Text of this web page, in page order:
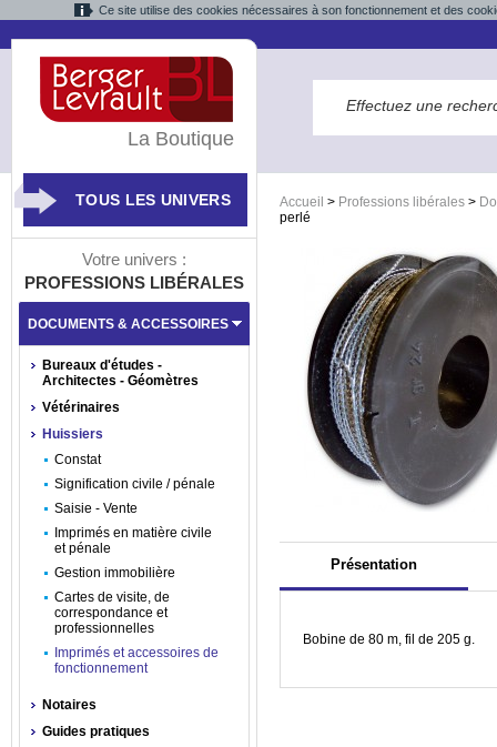
Ce site utilise des cookies nécessaires à son fonctionnement et des
Accueil > Professions libérales >
perlé
Présentation
Bobine de 80 m, fil de 205 g.
La Boutique
TOUS LES UNIVERS
Votre univers :
PROFESSIONS LIBÉRALES
DOCUMENTS & ACCESSOIRES
Bureaux d'études -
Architectes - Géomètres
Vétérinaires
Huissiers
Constat
Signification civile / pénale
Saisie - Vente
Imprimés en matière civile
et pénale
Gestion immobilière
Cartes de visite, de
correspondance et
professionnelles
Imprimés et accessoires de
fonctionnement
Notaires
Guides pratiques